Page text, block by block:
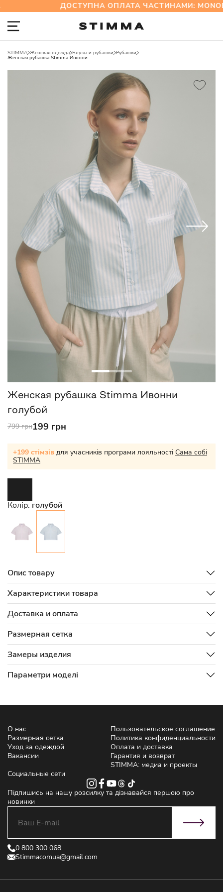
ДОСТУПНА ОПЛАТА ЧАСТИНАМИ:
STIMMA Женская одежда Блузы и рубашки Рубашки
Женская рубашка Stimma Ивонни
Женская рубашка Stimma Ивонни
голубой
799 грн199 грн
+199 стімзів для учасників програми лояльності Сама собі
STIMMA
Колір: голубой
Опис товару
Характеристики товара
Доставка и оплата
Размерная сетка
Замеры изделия
Параметри моделі
О нас
Размерная сетка
Уход за одеждой
Вакансии
Пользовательское соглашение
Политика конфиденциальности
Оплата и доставка
Гарантия и возврат
STIMMA: медиа и проекты
Социальные сети
Підпишись на нашу розсилку та дізнавайся першою про
новинки
0 800 300 068
Stimmacomua@gmail.com